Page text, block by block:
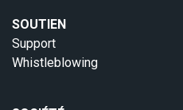
SOUTIEN
Support
Whistleblowing